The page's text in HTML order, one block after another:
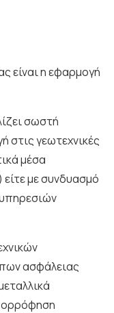
είναι η εφαρμογή
σωστή
στις γεωτεχνικές
μέσα
με συνδυασμό
ασφάλειας